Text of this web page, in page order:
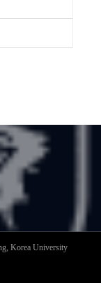
Korea University